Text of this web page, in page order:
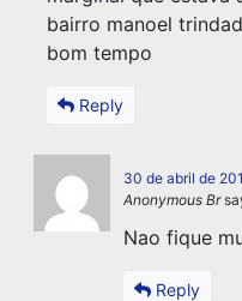
bairro manoel
bom tempo
Reply
30 de abril de
Anonymous Br
Nao fique
Reply